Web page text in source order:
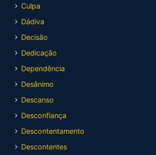
Culpa
Dádiva
Decisão
Dedicação
Dependência
Desânimo
Descanso
Desconfiança
Descontentamento
Descontentes